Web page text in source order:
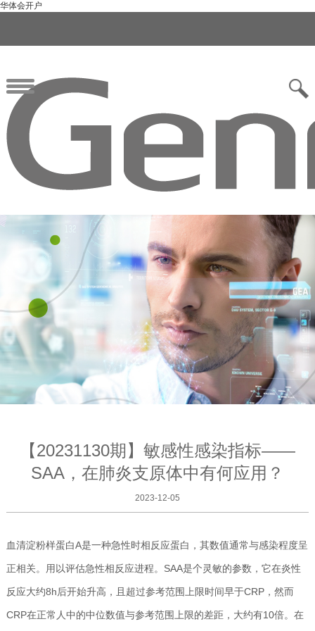
华体会开户
【20231130期】敏感性感染指标——
SAA，在肺炎支原体中有何应用？
2023-12-05
血清淀粉样蛋白A是一种急性时相反应蛋白，其数值通常与感染程度呈
正相关。用以评估急性相反应进程。SAA是个灵敏的参数，它在炎性
反应大约8h后开始升高，且超过参考范围上限时间早于CRP，然而
CRP在正常人中的中位数值与参考范围上限的差距，大约有10倍。在